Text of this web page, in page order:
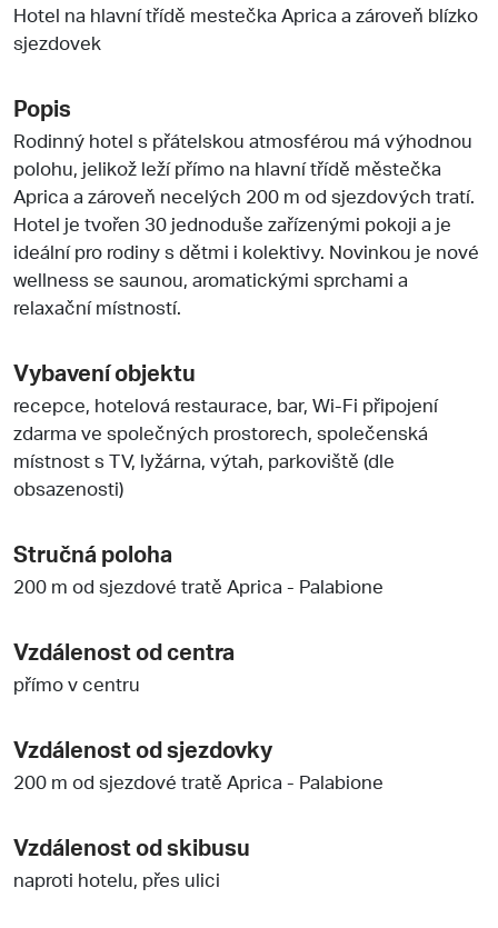
Hotel na hlavní třídě mestečka Aprica a zároveň blízko
sjezdovek
Popis
Rodinný hotel s přátelskou atmosférou má výhodnou
polohu, jelikož leží přímo na hlavní třídě městečka
Aprica a zároveň necelých 200 m od sjezdových tratí.
Hotel je tvořen 30 jednoduše zařízenými pokoji a je
ideální pro rodiny s dětmi i kolektivy. Novinkou je nové
wellness se saunou, aromatickými sprchami a
relaxační místností.
Vybavení objektu
recepce, hotelová restaurace, bar, Wi-Fi připojení
zdarma ve společných prostorech, společenská
místnost s TV, lyžárna, výtah, parkoviště (dle
obsazenosti)
Stručná poloha
200 m od sjezdové tratě Aprica - Palabione
Vzdálenost od centra
přímo v centru
Vzdálenost od sjezdovky
200 m od sjezdové tratě Aprica - Palabione
Vzdálenost od skibusu
naproti hotelu, přes ulici